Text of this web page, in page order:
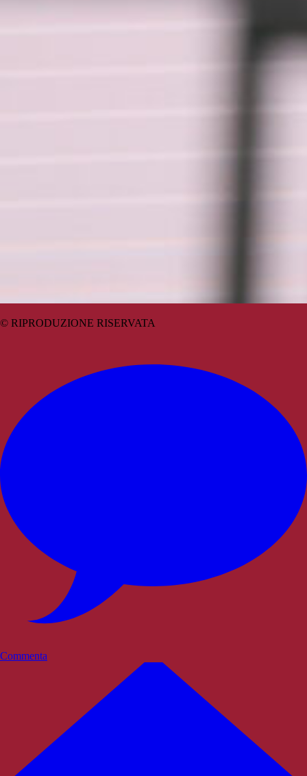
© RIPRODUZIONE RISERVATA
Commenta